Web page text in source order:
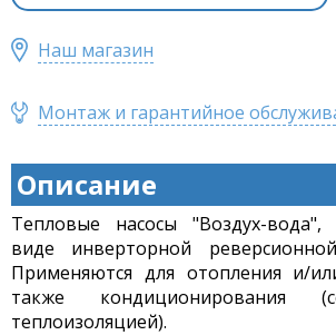
Наш магазин
Монтаж и гарантийное
Описание
Тепловые насосы "Воздух-
виде инверторной
Применяются для отопления и/
также кондиционирования
теплоизоляцией).